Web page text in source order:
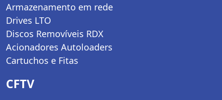
Armazenamento em rede
Drives LTO
Discos Removíveis RDX
Acionadores Autoloaders
Cartuchos e Fitas
CFTV